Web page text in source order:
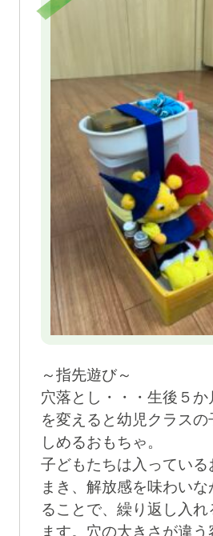
～指先遊び～
穴落とし・・・生後５
を変えると幼児クラス
しめるおもちゃ。
子どもたちは入っている
まき、解放感を味わい
ることで、繰り返し入
ます。穴の大きさが違